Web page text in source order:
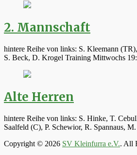
2. Mannschaft
hintere Reihe von links: S. Kleemann
S. Beck, D. Krogel Training Mittwochs
Alte Herren
hintere Reihe von links: S. Hinke, T.
Saalfeld (C), P. Schewior, R. Spannaus,
Copyright © 2026 SV Kleinfurra e.V.. All